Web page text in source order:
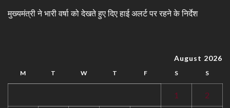
मुख्यमंत्री ने भारी वर्षा को देखते हुए दिए हाई अलर्ट पर रहने के निर्देश
August 2026
M T W T F S S
1 2